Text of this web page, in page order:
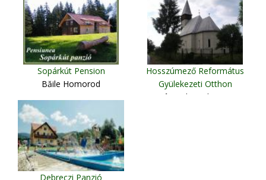
Sopárkút Pension
Băile Homorod
Hosszúmező Református
Gyülekezeti Otthon
Câmpulung de Tisa
Debreczi Panzió